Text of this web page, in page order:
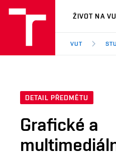
VUT
ŽIVOT NA
VUT
DETAIL PŘEDMĚTU
Grafické a